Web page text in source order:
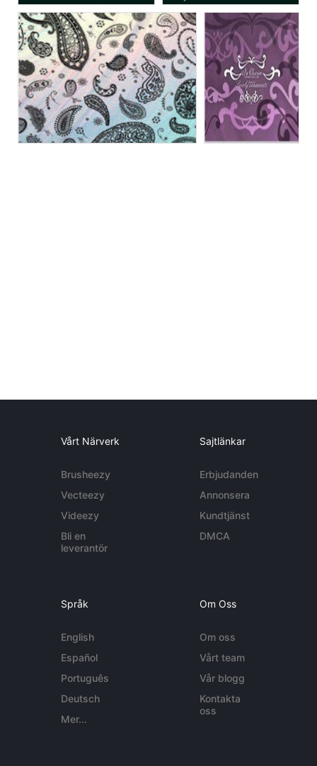
Vårt Närverk
Brusheezy
Vecteezy
Videezy
Bli en
leverantör
Sajtlänkar
Erbjudanden
Annonsera
Kundtjänst
DMCA
Språk
English
Español
Português
Deutsch
Mer...
Om Oss
Om oss
Vårt team
Vår blogg
Kontakta
oss